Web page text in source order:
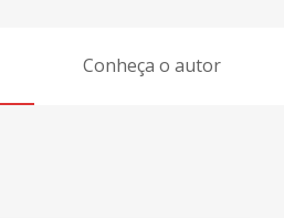
Conheça o autor